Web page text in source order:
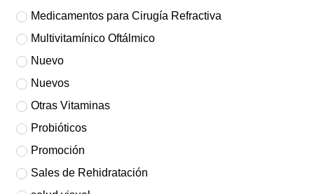
Medicamentos para Cirugía Refractiva
Multivitamínico Oftálmico
Nuevo
Nuevos
Otras Vitaminas
Probióticos
Promoción
Sales de Rehidratación